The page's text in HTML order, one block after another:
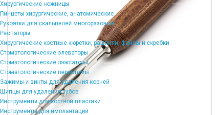
Хирургические ножницы
Пинцеты хирургические, анатомические
Рукоятки для скальпелей многоразовые
Распаторы
Хирургические костные кюретки, рашпили, файлы и скребки
Стоматологические элеваторы
Стоматологические люксаторы
Стоматологические периотомы
Зажимы и винты для удаления корней
Щипцы для удаления зубов
Инструменты для костной пластики
Инструменты для имплантации